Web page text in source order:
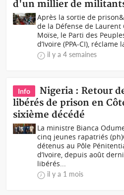
d'un millier de
Après la sortie de
de la Défense de Laurent
Moïse, le Parti des
d’Ivoire (PPA-CI),
il y a 4 semaines
Info
Nigeria : Retour
libérés de prison en
sixième décédé
La ministre Bianca
cinq jeunes rapatriés
détenus au Pôle
d’Ivoire, depuis août
libérés...
il y a 1 mois